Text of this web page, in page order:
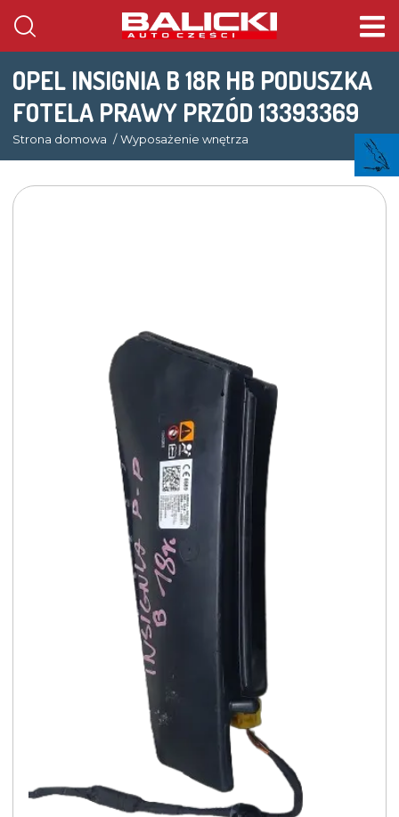
OPEL INSIGNIA B 18R HB PODUSZKA
FOTELA PRAWY PRZÓD 13393369
Strona domowa Wyposażenie wnętrza